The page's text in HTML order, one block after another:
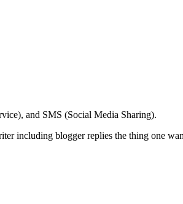
and SMS (Social Media Sharing).
including blogger replies the thing one